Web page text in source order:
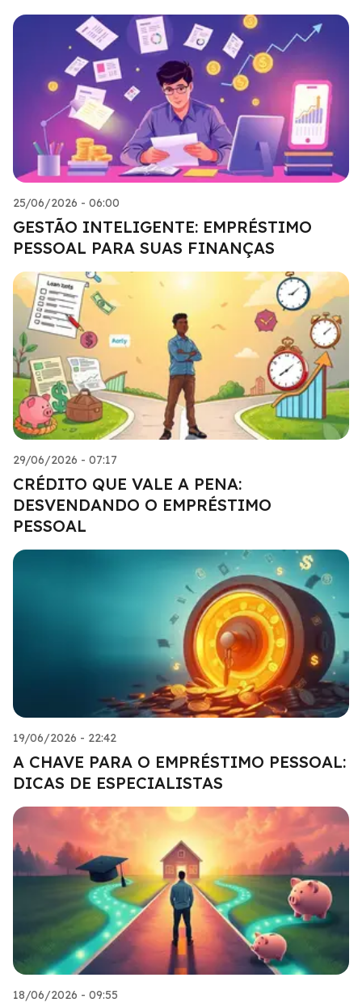
25/06/2026 - 06:00
GESTÃO INTELIGENTE: EMPRÉSTIMO
PESSOAL PARA SUAS FINANÇAS
29/06/2026 - 07:17
CRÉDITO QUE VALE A PENA:
DESVENDANDO O EMPRÉSTIMO
PESSOAL
19/06/2026 - 22:42
A CHAVE PARA O EMPRÉSTIMO PESSOAL:
DICAS DE ESPECIALISTAS
18/06/2026 - 09:55